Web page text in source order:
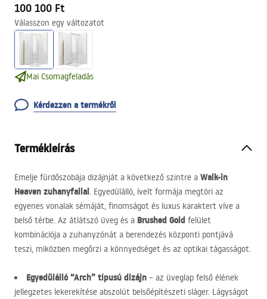
100 100 Ft
Válasszon egy változatot
Mai Csomagfeladás
Kérdezzen a termékről
Termékleírás
Emelje fürdőszobája dizájnját a következő szintre a Walk-in
Heaven zuhanyfallal. Egyedülálló, ívelt formája megtöri az
egyenes vonalak sémáját, finomságot és luxus karaktert víve a
belső térbe. Az átlátszó üveg és a Brushed Gold felület
kombinációja a zuhanyzónát a berendezés központi pontjává
teszi, miközben megőrzi a könnyedséget és az optikai tágasságot.
Egyedülálló “Arch” típusú dizájn – az üveglap felső élének
jellegzetes lekerekítése abszolút belsőépítészeti sláger. Lágyságot